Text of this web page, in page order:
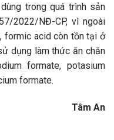
trong quá trình sản
2022/NĐ-CP, vì ngoài
formic acid còn tồn tại ở
dụng làm thức ăn chăn
formate, potasium
formate.
Tâm An